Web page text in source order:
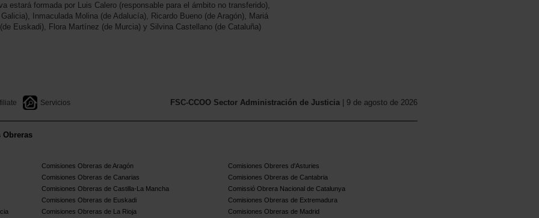
estará formada por Luis Calero (responsable para el ámbito no transferido),
Inmaculada Molina (de Adalucía), Ricardo Bueno (de Aragón), Mariá
Euskadi), Flora Martínez (de Murcia) y Silvina Castellano (de Cataluña)
Servicios FSC-CCOO Sector Administración de Justicia | 9 de agosto de 2026
Obreras
Comisiones Obreras de Aragón
Comisiones Obreres d'Asturies
Comisiones Obreras de Canarias
Comisiones Obreras de Cantabria
Comisiones Obreras de Castilla-La Mancha
Comissió Obrera Nacional de Catalunya
Comisiones Obreras de Euskadi
Comisiones Obreras de Extremadura
Comisiones Obreras de La Rioja Comisiones Obreras de Madrid